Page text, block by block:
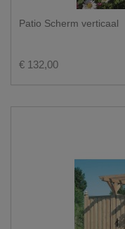
Patio Scherm verticaal
€ 132,00